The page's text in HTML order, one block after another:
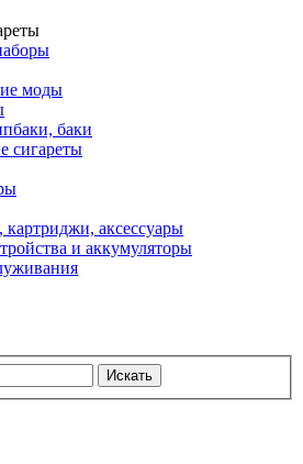
моды
баки
сигареты
картриджи, аксессуары
и аккумуляторы
Искать